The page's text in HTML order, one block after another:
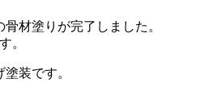
材塗りが完了しました。
。
装です。